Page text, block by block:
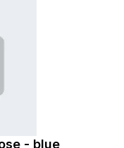
- blue